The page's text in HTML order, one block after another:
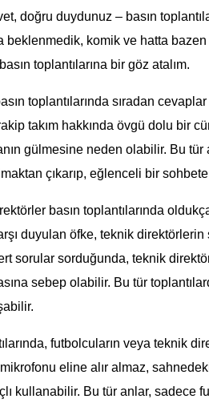
doğru duydunuz – basın
beklenmedik, komik ve hatta
toplantılarına bir göz atalım.
toplantılarında sıradan
takım hakkında övgü dolu bir
gülmesine neden olabilir. Bu tür
çıkarıp, eğlenceli bir
basın toplantılarında
duyulan öfke, teknik direktörlerin
sorular sorduğunda, teknik
sebep olabilir. Bu tür
futbolcuların veya teknik
eline alır almaz,
kullanabilir. Bu tür anlar, sadece